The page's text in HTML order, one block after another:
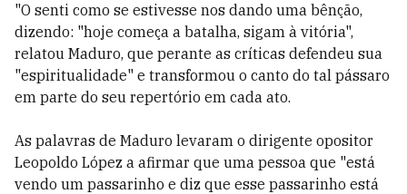
"O senti como se estivesse nos dando uma bênção,
dizendo: "hoje começa a batalha, sigam à vitória",
relatou Maduro, que perante as críticas defendeu sua
"espiritualidade" e transformou o canto do tal pássaro
em parte do seu repertório em cada ato.
As palavras de Maduro levaram o dirigente opositor
Leopoldo López a afirmar que uma pessoa que "está
vendo um passarinho e diz que esse passarinho está